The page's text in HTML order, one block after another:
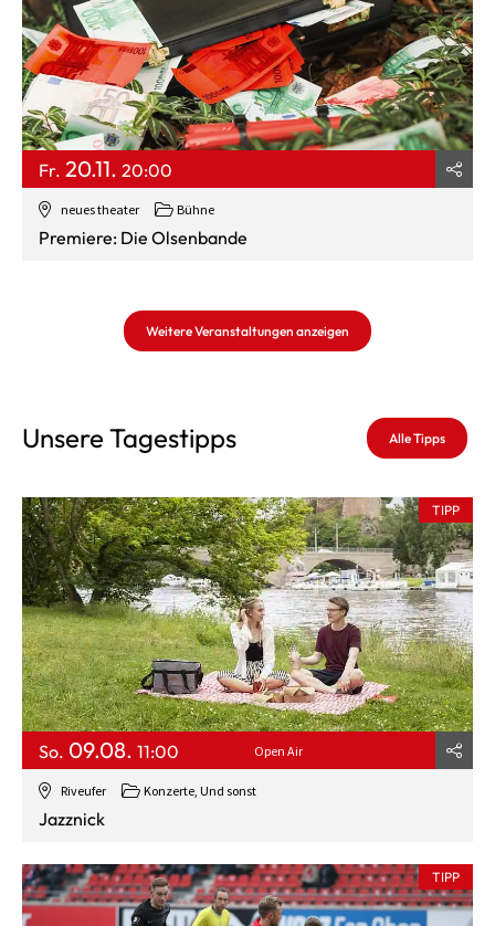
neues theater Bühne
Fr. 20.11. 20:00
Premiere: Die Olsenbande
Weitere Veranstaltungen anzeigen
Unsere Tagestipps Alle Tipps
Riveufer Konzerte, Und sonst
TIPP
So. 09.08. 11:00 Open Air
Jazznick
TIPP